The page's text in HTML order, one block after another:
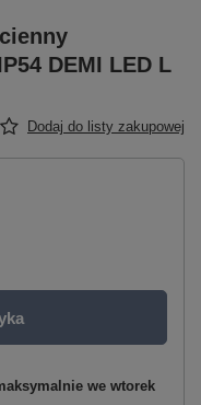
DEMI LED L
Dodaj do listy zakupowej
we wtorek